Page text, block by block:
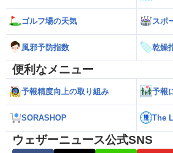
ゴルフ場の天気 スポ
風邪予防指数 乾燥
便利なメニュー
予報精度向上の取り組み 予報
SORASHOP The
ウェザーニュース公式SNS